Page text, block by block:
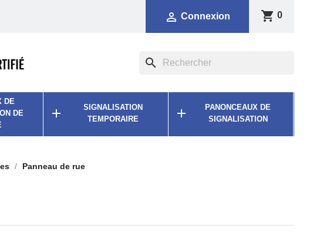
 Connexion shopping_cart 0
search
DE
DE

SIGNALISATION
TEMPORAIRE

PANONCEAUX DE
SIGNALISATION
Panneau de rue